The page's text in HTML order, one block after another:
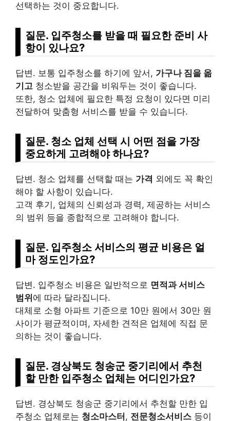
선택하는 것이 중요합니다.
질문. 입주청소를 받을 때 필요한 준비 사
항이 있나요?
답변. 보통 입주청소를 하기에 앞서, 가구나 짐을 옮
기고 청소받을 공간을 비워두는 것이 좋습니다.
또한, 청소 업체에 필요한 특정 요청이 있다면 미리
전달하여 맞춤형 서비스를 받을 수 있습니다.
질문. 청소 업체 선택 시 어떤 점을 가장
중요하게 고려해야 하나요?
답변. 청소 업체를 선택할 때는 가격 외에도 꼭 확인
해야 할 사항이 있습니다.
고객 후기, 업체의 신뢰성과 경력, 제공하는 서비스
의 범위 등을 종합적으로 고려해야 합니다.
질문. 입주청소 서비스의 평균 비용은 얼
마 정도인가요?
답변. 입주청소 비용은 일반적으로 면적과 서비스
범위 에 따라 달라집니다.
대체로 소형 아파트 기준으로 10만 원에서 30만 원
사이가 평균적이며, 자세한 견적은 업체에 직접 문
의하는 것이 좋습니다.
질문. 경상북도 청송군 중기리에서 추천
할 만한 입주청소 업체는 어디인가요?
답변. 경상북도 청송군 중기리에서 추천할 만한 입
주청소 업체로는 청소마스터 , 전문청소서비스 등이